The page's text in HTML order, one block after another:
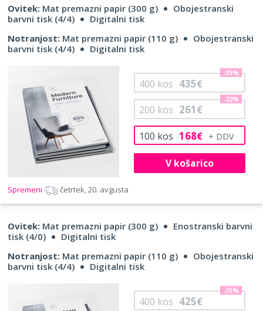
Ovitek: Mat premazni papir (300 g)
Obojestranski
barvni tisk (4/4)
Digitalni tisk
Notranjost: Mat premazni papir (110 g)
Obojestranski
barvni tisk (4/4)
Digitalni tisk
100 kos 168€
200 kos 261€
-22%
400 kos 435€
-35%
V košarico
Spremeni četrtek, 20. avgusta
Ovitek: Mat premazni papir (300 g)
Enostranski barvni
tisk (4/0)
Digitalni tisk
Notranjost: Mat premazni papir (110 g)
Obojestranski
barvni tisk (4/4)
Digitalni tisk
400 kos 425€
-35%